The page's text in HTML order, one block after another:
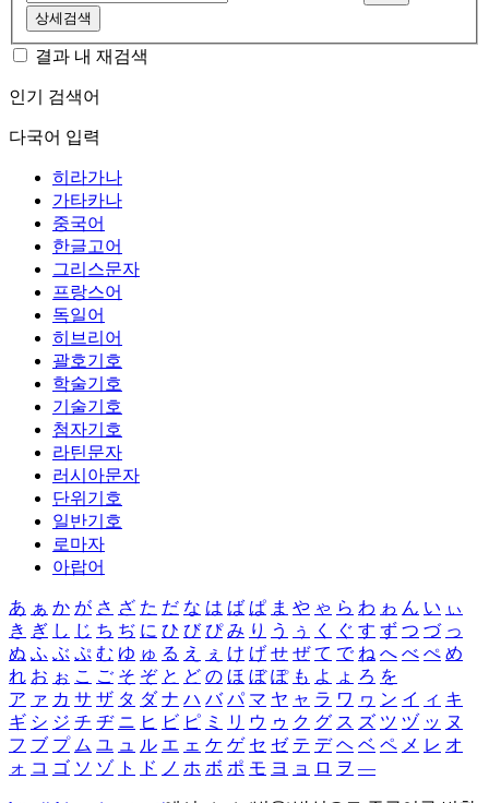
상세검색
결과 내 재검색
인기 검색어
다국어 입력
히라가나
가타카나
중국어
한글고어
그리스문자
프랑스어
독일어
히브리어
괄호기호
학술기호
기술기호
첨자기호
라틴문자
러시아문자
단위기호
일반기호
로마자
아랍어
あ ぁ か が さ ざ た だ な は ば ぱ ま や ゃ ら わ ゎ ん い ぃ
き ぎ し じ ち ぢ に ひ び ぴ み り う ぅ く ぐ す ず つ づ っ
ぬ ふ ぶ ぷ む ゆ ゅ る え ぇ け げ せ ぜ て で ね へ べ ぺ め
れ お ぉ こ ご そ ぞ と ど の ほ ぼ ぽ も よ ょ ろ を
ア ァ カ サ ザ タ ダ ナ ハ バ パ マ ヤ ャ ラ ワ ヮ ン イ ィ キ
ギ シ ジ チ ヂ ニ ヒ ビ ピ ミ リ ウ ゥ ク グ ス ズ ツ ヅ ッ ヌ
フ ブ プ ム ユ ュ ル エ ェ ケ ゲ セ ゼ テ デ ヘ ベ ペ メ レ オ
ォ コ ゴ ソ ゾ ト ド ノ ホ ボ ポ モ ヨ ョ ロ ヲ ―